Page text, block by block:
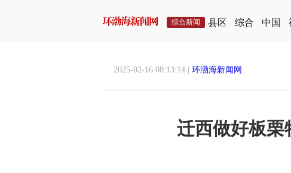
综合新闻 县区 综合 中国
2025-02-16 08:13:14 | 环渤海新闻网
迁西做好板栗